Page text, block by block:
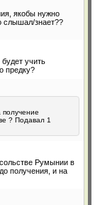
якобы нужно
слышал/знает??
учить
предку?
получение
? Подавал 1
Румынии в
получения, и на